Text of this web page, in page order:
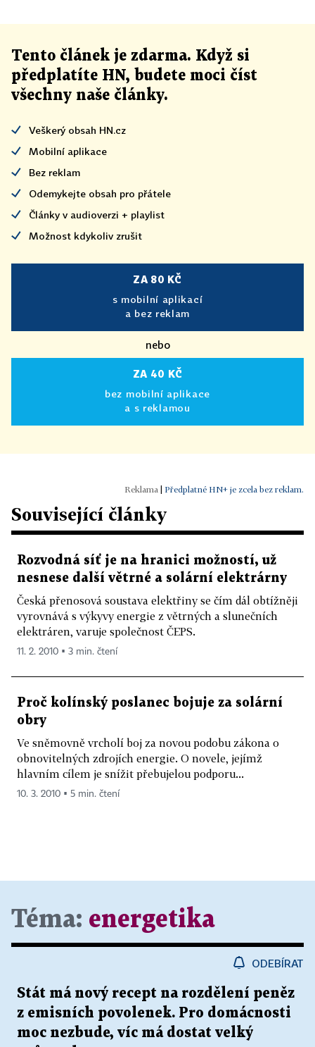
Tento článek je zdarma. Když si
předplatíte HN, budete moci číst
všechny naše články.
Veškerý obsah HN.cz
Mobilní aplikace
Bez reklam
Odemykejte obsah pro přátele
Články v audioverzi + playlist
Možnost kdykoliv zrušit
ZA 80 KČ
s mobilní aplikací
a bez reklam
nebo
ZA 40 KČ
bez mobilní aplikace
a s reklamou
Předplatné HN+ je zcela bez reklam.
Související články
Rozvodná síť je na hranici možností, už
nesnese další větrné a solární elektrárny
Česká přenosová soustava elektřiny se čím dál obtížněji
vyrovnává s výkyvy energie z větrných a slunečních
elektráren, varuje společnost ČEPS.
11. 2. 2010 ▪ 3 min. čtení
Proč kolínský poslanec bojuje za solární
obry
Ve sněmovně vrcholí boj za novou podobu zákona o
obnovitelných zdrojích energie. O novele, jejímž
hlavním cílem je snížit přebujelou podporu...
10. 3. 2010 ▪ 5 min. čtení
Téma: energetika
ODEBÍRAT
Stát má nový recept na rozdělení peněz
z emisních povolenek. Pro domácnosti
moc nezbude, víc má dostat velký